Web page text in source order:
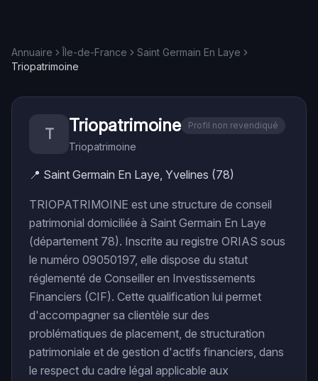
Annuaire Île-de-France
Saint Germain En Laye
Triopatrimoine
T Triopatrimoine Profil non revendiqué
Triopatrimoine
📍 Saint Germain En Laye, Yvelines (78)
TRIOPATRIMOINE est une structure de conseil
patrimonial domiciliée à Saint Germain En Laye
(département 78). Inscrite au registre ORIAS sous
le numéro 09050197, elle dispose du statut
réglementé de Conseiller en Investissements
Financiers (CIF). Cette qualification lui permet
d'accompagner sa clientèle sur des
problématiques de placement, de structuration
patrimoniale et de gestion d'actifs financiers, dans
le respect du cadre légal applicable aux